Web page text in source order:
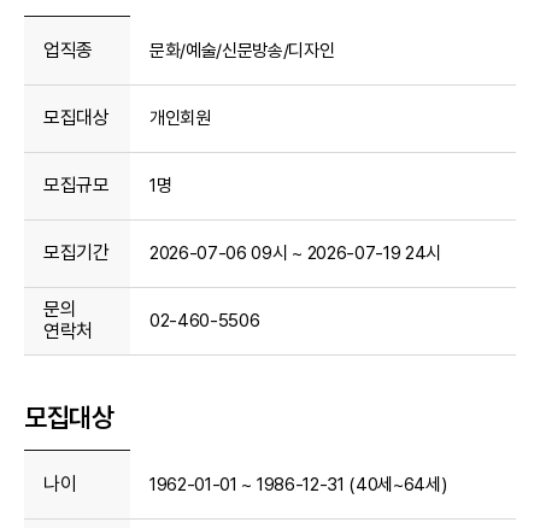
업직종 문화/예술/신문방송/디자인
모집대상 개인회원
모집규모 1명
모집기간 2026-07-06 09시 ~ 2026-07-19 24시
문의
연락처
02-460-5506
모집대상
나이 1962-01-01 ~ 1986-12-31 (40세~64세)